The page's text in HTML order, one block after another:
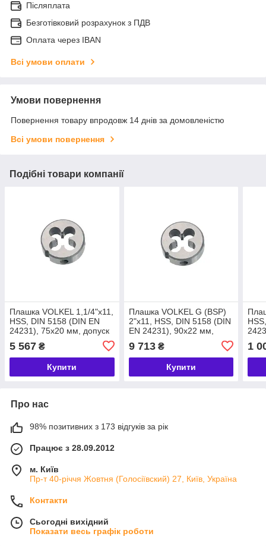
Післяплата
Безготівковий розрахунок з ПДВ
Оплата через IBAN
Всі умови оплати
Умови повернення
Повернення товару впродовж 14 днів за домовленістю
Всі умови повернення
Подібні товари компанії
Плашка VOLKEL 1,1/4"х11,
HSS, DIN 5158 (DIN EN
24231), 75x20 мм, допуск
А, різьба DIN ISO 228, для
ручного використання VS,
5 567 ₴
Купити
Плашка VOLKEL G (BSP)
2"х11, HSS, DIN 5158 (DIN
EN 24231), 90x22 мм,
допуск А, різьба DIN ISO
228, для ручного
використання VS,
9 713₴
Купити
1
Про нас
98% позитивних з 173 відгуків за рік
Працює з 28.09.2012
м. Київ
Пр-т 40-річчя Жовтня (Голосіївский) 27, Київ, Україна
Контакти
Сьогодні вихідний
Показати весь графік роботи